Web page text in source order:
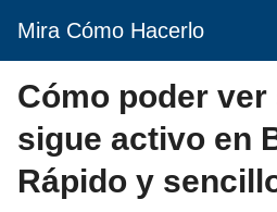
Mira Cómo Hacerlo
Cómo poder
sigue activo en
Rápido y